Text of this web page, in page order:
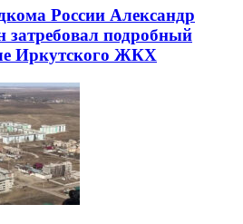
России Александр
затребовал подробный
Иркутского ЖКХ